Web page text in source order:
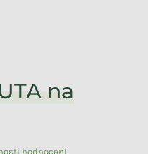
na
hodnocení